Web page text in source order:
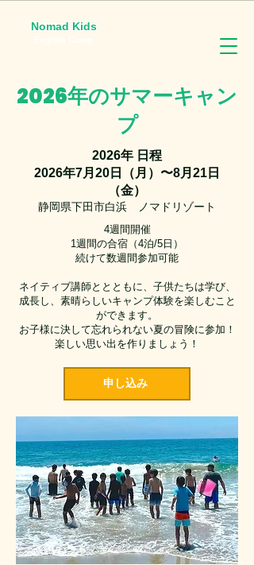
Nomad Kids
2026年のサマーキャン
プ
​2026年 日程
​2026年7月20日（月）〜8月21日
（金）
静岡県下田市白浜 ノマドリゾート
4週間開催
1週間の合宿（4泊/5日）
続けて数週間参加可能
ネイティブ講師ととともに、子供たちは学び、
成長し、素晴らしいキャンプ体験を楽しむこと
ができます。
お子様に決して忘れられない夏の冒険に参加！
楽しい思い出を作りましょう！
申し込み